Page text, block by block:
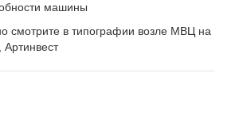
машины
смотрите в типографии возле МВЦ на